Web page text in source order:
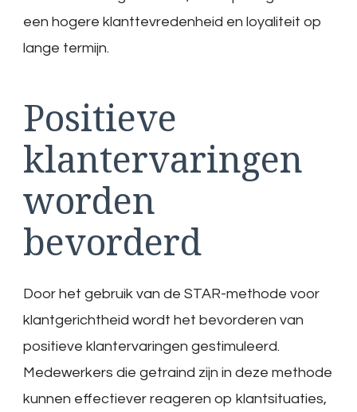
een hogere klanttevredenheid en loyaliteit op
lange termijn.
Positieve
klantervaringen
worden
bevorderd
Door het gebruik van de STAR-methode voor
klantgerichtheid wordt het bevorderen van
positieve klantervaringen gestimuleerd.
Medewerkers die getraind zijn in deze methode
kunnen effectiever reageren op klantsituaties,